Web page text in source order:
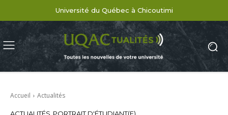
Université du Québec à Chicoutimi
Accueil Actualités